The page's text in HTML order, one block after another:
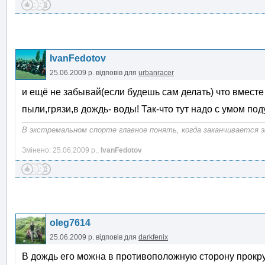
IvanFedotov
25.06.2009 р. відповів для urbanracer
и ещё не забывай(если будешь сам делать) что
пыли,грязи,в дождь- воды! Так-что тут надо с умом
В экстремальном спорте главное понять, когда заканчивается
Змінено: 25.06.2009 р., IvanFedotov
oleg7614
25.06.2009 р. відповів для darkfenix
В дождь его можна в противоположную сторону